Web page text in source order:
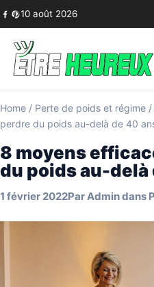
Skip to content
10 août 2026
Home / Perte de poids et régime /
perdre du poids au-delà de 40
8 moyens
du poids au-delà
1 février 2022ParAdmindans